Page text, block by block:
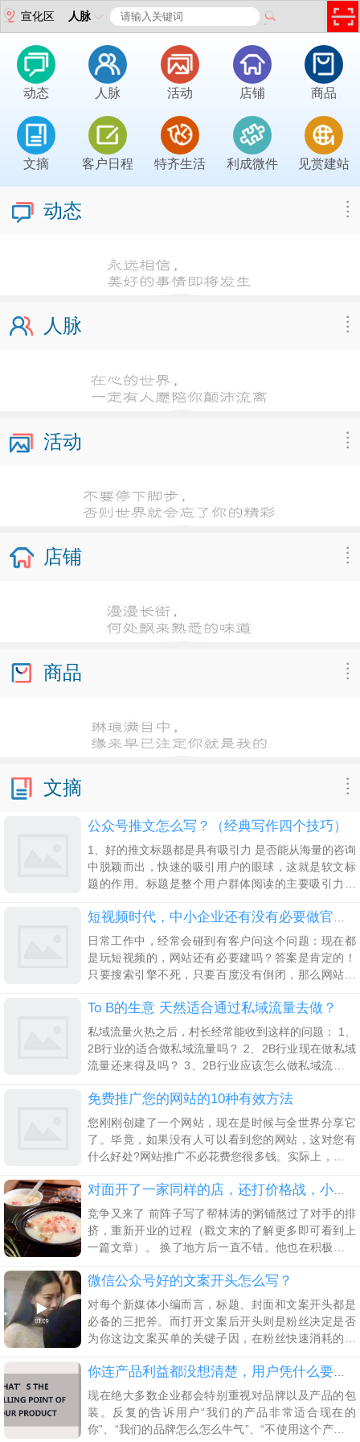
宣化区 人脉
动态 人脉 活动 店铺 商品
文摘 客户日程 特齐生活 利成微件 见赏建站
动态
人脉
活动
店铺
商品
文摘
公众号推文怎么写？（经典写作四个技巧）
1、好的推文标题都是具有吸引力 是否能从海量的咨询
中脱颖而出，快速的吸引用户的眼球，这就是软文标
题的作用。标题是整个用户群体阅读的主要吸引力，
目前微信公众号推文标题分为两种，一种是我们通常
理解的
短视频时代，中小企业还有没有必要做官方网站建设？
日常工作中，经常会碰到有客户问这个问题：现在都
是玩短视频的，网站还有必要建吗？答案是肯定的！
只要搜索引擎不死，只要百度没有倒闭，那么网站就
实也懂这个道理，但是大部分人的心理是，“我只要大
To B的生意 天然适合通过私域流量去做？
私域流量火热之后，村长经常能收到这样的问题： 1、
2B行业的适合做私域流量吗？ 2、2B行业现在做私域
流量还来得及吗？ 3、2B行业应该怎么做私域流量？
多，涉及到了音乐、教育、美妆等运营案例。
免费推广您的网站的10种有效方法
您刚刚创建了一个网站，现在是时候与全世界分享它
了。毕竟，如果没有人可以看到您的网站，这对您有
什么好处?网站推广不必花费您很多钱。实际上，它还
引擎优化是推广网站的最有效方法之一，因为它有助
对面开了一家同样的店，还打价格战，小粥店用一招破解
竞争又来了 前阵子写了帮林涛的粥铺熬过了对手的排
挤，重新开业的过程（戳文末的了解更多即可看到上
一篇文章）。 换了地方后一直不错。他也在积极的加
又给我打电话，说离他店里不远，又开了一家粥店，
友商又开始打价格战了，。 那家店早餐有油条、包子
和粥，中午是小菜加粥。新店开业直接5折优惠，看着
也挺干净的，和他的店差不多。让表妹买了份回来，
微信公众号好的文案开头怎么写？
对每个新媒体小编而言，标题、封面和文案开头都是
必备的三把斧。而打开文案后开头则是粉丝决定是否
为你这边文案买单的关键子因，在粉丝快速消耗的注
就无比重要了。
你连产品利益都没想清楚，用户凭什么要买单？
现在绝大多数企业都会特别重视对品牌以及产品的包
装。反复的告诉用户“我们的产品非常适合现在的
你”、“我们的品牌怎么怎么牛气”、“不使用这个产品你